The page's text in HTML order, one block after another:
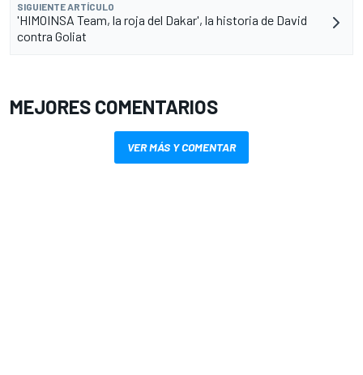
SIGUIENTE ARTÍCULO
'HIMOINSA Team, la roja del Dakar', la historia de David
contra Goliat
MEJORES COMENTARIOS
VER MÁS Y COMENTAR